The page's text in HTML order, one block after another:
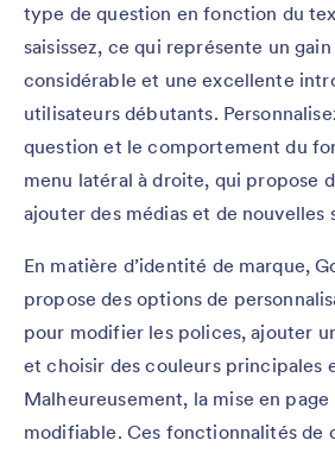
type de question en fonction du
saisissez, ce qui représente un
considérable et une excellente
utilisateurs débutants.
question et le comportement du
menu latéral à droite, qui propose
ajouter des médias et de nouvelles
En matière d’identité de marque,
propose des options de
pour modifier les polices, ajouter
et choisir des couleurs principales
Malheureusement, la mise en page
modifiable. Ces fonctionnalités de